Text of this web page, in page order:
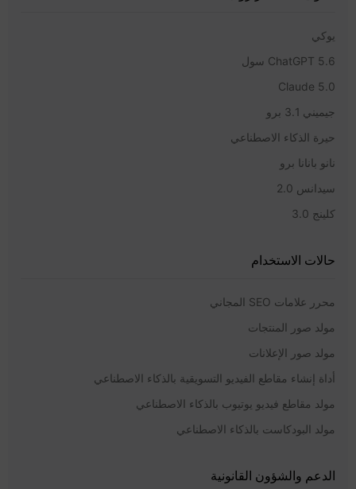
يوكي
ChatGPT 5.6 سول
Claude 5.0
جيميني 3.1 برو
حيرة الذكاء الاصطناعي
نانو بانانا برو
سيدانس 2.0
كلينج 3.0
حالات الاستخدام
محرر علامات SEO المجاني
مولد صور المنتجات
مولد صور الإعلانات
أداة إنشاء مقاطع الفيديو التسويقية بالذكاء الاصطناعي
مولد مقاطع فيديو يوتيوب بالذكاء الاصطناعي
مولد البودكاست بالذكاء الاصطناعي
الدعم والشؤون القانونية